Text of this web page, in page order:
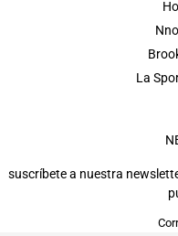
La
suscríbete a nuestra